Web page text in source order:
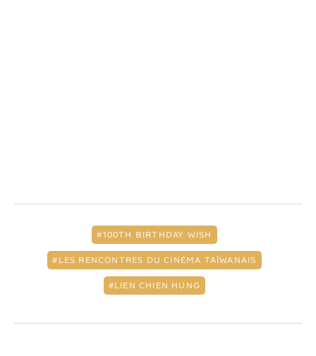
100TH BIRTHDAY WISH
LES RENCONTRES DU CINÉMA TAÏWANAIS
LIEN CHIEN HUNG